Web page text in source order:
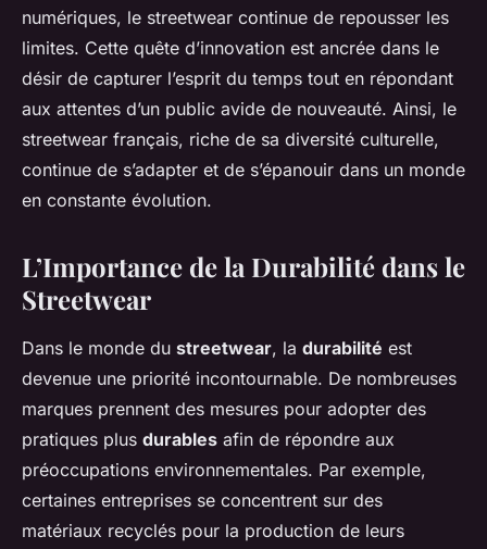
numériques, le streetwear continue de repousser les
limites. Cette quête d’innovation est ancrée dans le
désir de capturer l’esprit du temps tout en répondant
aux attentes d’un public avide de nouveauté. Ainsi, le
streetwear français, riche de sa diversité culturelle,
continue de s’adapter et de s’épanouir dans un monde
en constante évolution.
L’Importance de la Durabilité dans le
Streetwear
Dans le monde du streetwear, la durabilité est
devenue une priorité incontournable. De nombreuses
marques prennent des mesures pour adopter des
pratiques plus durables afin de répondre aux
préoccupations environnementales. Par exemple,
certaines entreprises se concentrent sur des
matériaux recyclés pour la production de leurs